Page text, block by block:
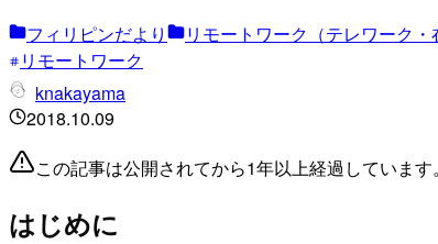
フィリピンだより
リモートワーク（テレワーク・
リモートワーク
knakayama
2018.10.09
この記事は公開されてから1年以上経過していま
はじめに